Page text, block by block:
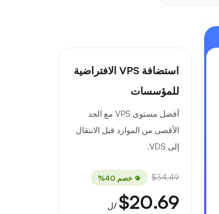
استضافة VPS الافتراضية
للمؤسسات
أفضل مستوى VPS مع الحد
الأقصى من الموارد قبل الانتقال
إلى VDS.
$34.49 خصم 40%
$20.69 /ل